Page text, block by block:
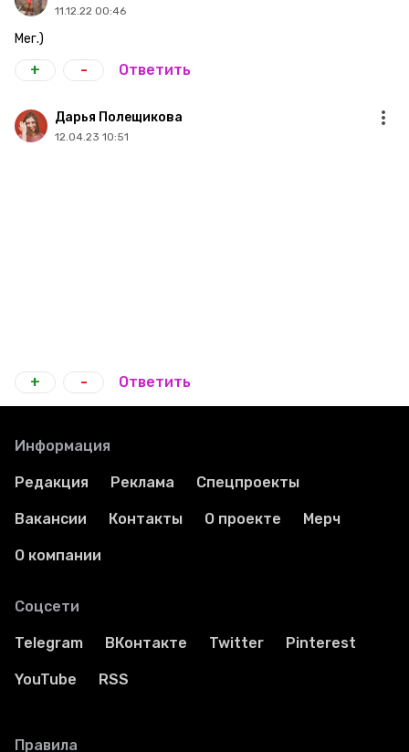
11.12.22 00:46
Мег.)
+ - Ответить
Дарья Полещикова
12.04.23 10:51
+ - Ответить
Информация
Редакция Реклама Спецпроекты
Вакансии Контакты О проекте Мерч
О компании
Соцсети
Telegram ВКонтакте Twitter Pinterest
YouTube RSS
Правила